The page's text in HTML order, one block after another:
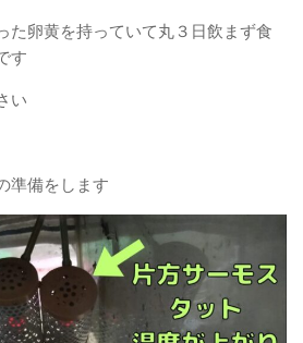
た卵黄を持っていて丸３日飲まず食
す
い
準備をします